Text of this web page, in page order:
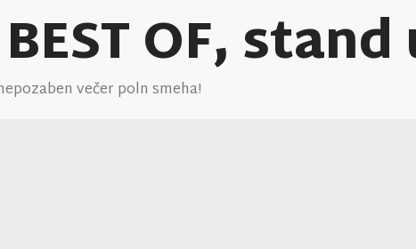
OF,
večer poln smeha!